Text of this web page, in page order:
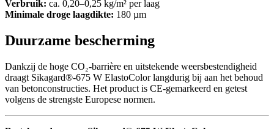
Verbruik: ca. 0,20–0,25 kg/m² per laag
Minimale droge laagdikte: 180 µm
Duurzame bescherming
Dankzij de hoge CO₂-barrière en uitstekende weersbestendigheid
draagt Sikagard®-675 W ElastoColor langdurig bij aan het behoud
van betonconstructies. Het product is CE-gemarkeerd en getest
volgens de strengste Europese normen.